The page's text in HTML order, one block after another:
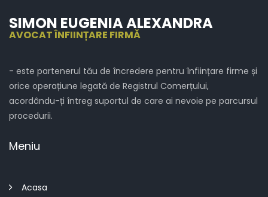
SIMON EUGENIA ALEXANDRA
AVOCAT ÎNFIINȚARE FIRMĂ
- este partenerul tău de încredere pentru înființare firme și
orice operațiune legată de Registrul Comerțului,
acordându-ți întreg suportul de care ai nevoie pe parcursul
procedurii.
Meniu
Acasa